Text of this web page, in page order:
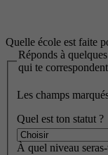
Quelle école est faite
Réponds à
qui te
Les champs
Quel est ton statut ?
À quel niveau